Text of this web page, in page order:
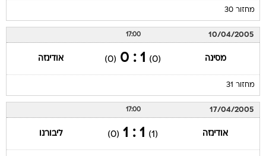
מחזור 30
10/04/2005
17:00
מסינה (0)
1 : 0
(0) אודינזה
מחזור 31
17/04/2005
17:00
אודינזה (1)
1 : 1
(0) ליבורנו